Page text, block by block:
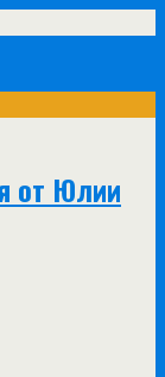
от Юлии